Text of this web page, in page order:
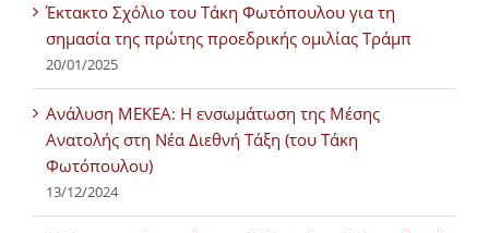
Έκτακτο Σχόλιο του Τάκη Φωτόπουλου για τη
σημασία της πρώτης προεδρικής ομιλίας Τράμπ
20/01/2025
Ανάλυση ΜΕΚΕΑ: Η ενσωμάτωση της Μέσης
Ανατολής στη Νέα Διεθνή Τάξη (του Τάκη
Φωτόπουλου)
13/12/2024